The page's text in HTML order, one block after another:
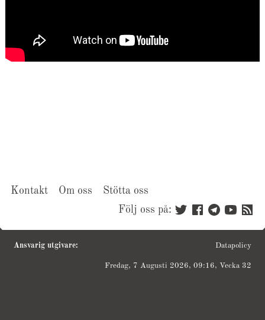
Kontakt Om oss
Stötta oss
Följ oss på:
Ansvarig utgivare: Datapolicy
Fredag, 7 Augusti 2026, 09:16, Vecka 32